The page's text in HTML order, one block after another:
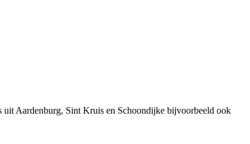
uit Aardenburg, Sint Kruis en Schoondijke bijvoorbeeld ook